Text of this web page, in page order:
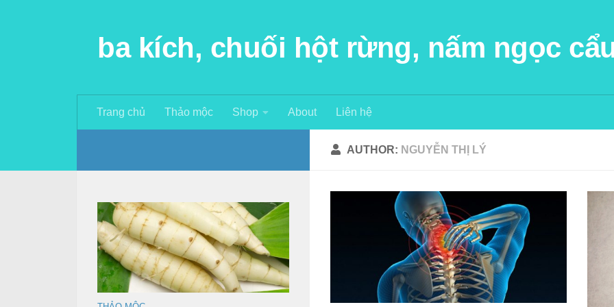
ba kích, chuối hột rừng, nấm ngọc
Trang chủ Thảo mộc Shop About Liên hệ
AUTHOR: NGUYỄN THỊ LÝ